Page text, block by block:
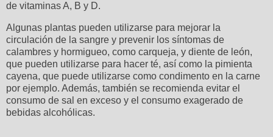
de vitaminas A, B y D.
Algunas plantas pueden utilizarse para mejorar la
circulación de la sangre y prevenir los síntomas de
calambres y hormigueo, como carqueja, y diente de león,
que pueden utilizarse para hacer té, así como la pimienta
cayena, que puede utilizarse como condimento en la carne
por ejemplo. Además, también se recomienda evitar el
consumo de sal en exceso y el consumo exagerado de
bebidas alcohólicas.